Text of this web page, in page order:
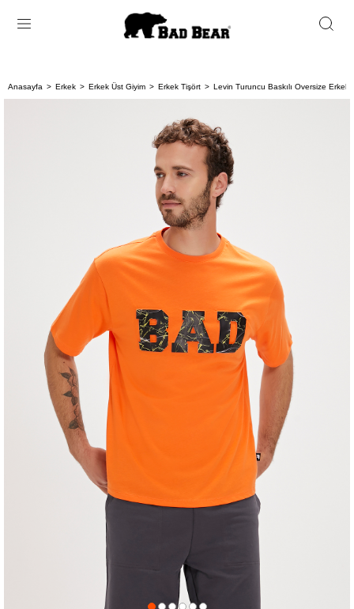
Anasayfa Erkek Erkek Üst Giyim Erkek Tişört Levin Turuncu Baskılı Oversize Erkek